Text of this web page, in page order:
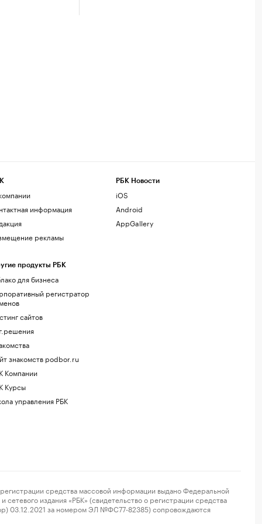
информация
рекламы
продукты РБК
для бизнеса
регистратор
сайтов
знакомств podbor.ru
Компании
Курсы
управления РБК
РБК Новости
iOS
Android
AppGallery
средства массовой информации выдано Федеральной
издания «РБК» (свидетельство о регистрации средства
03.12.2021 за номером ЭЛ №ФС77-82385) сопровождаются